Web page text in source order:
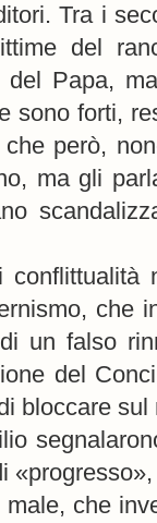
Tra i
del
Papa,
sono forti,
però,
ma gli
conflittualità
che
un falso
del
bloccare
che